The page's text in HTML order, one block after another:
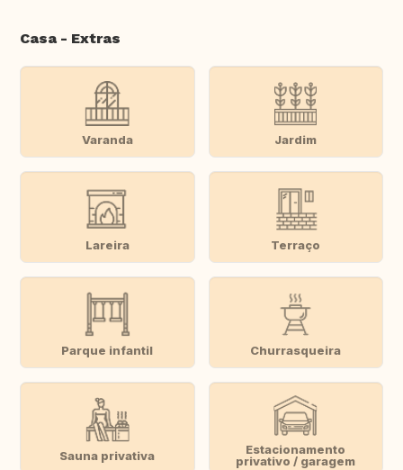
Casa - Extras
Varanda Jardim
Lareira Terraço
Parque infantil Churrasqueira
Sauna privativa
Estacionamento
privativo / garagem